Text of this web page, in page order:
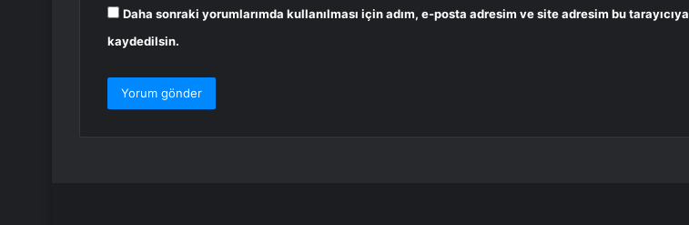
Daha sonraki yorumlarımda kullanılması için adım, e-posta adresim ve site adresim bu tarayıcıya
kaydedilsin.